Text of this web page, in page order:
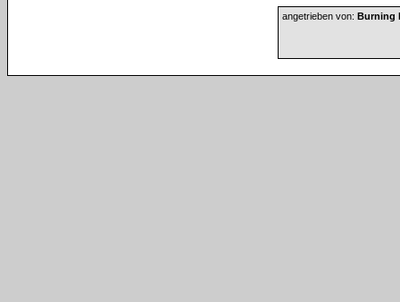
angetrieben von: Burning